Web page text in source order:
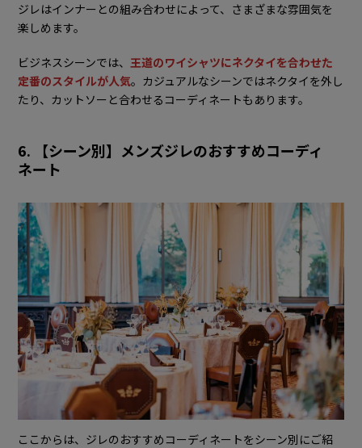
ジレはインナーとの組み合わせによって、さまざまな雰囲気を
楽しめます。
ビジネスシーンでは、王道のワイシャツにネクタイを合わせた
定番のスタイルが人気。カジュアルなシーンではネクタイを外し
たり、カットソーと合わせるコーディネートもあります。
6. 【シーン別】メンズジレのおすすめコーディ
ネート
ここからは、ジレのおすすめコーディネートをシーン別にご紹